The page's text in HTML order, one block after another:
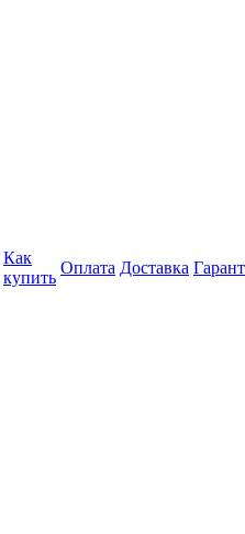
Как
купить
Оплата Доставка